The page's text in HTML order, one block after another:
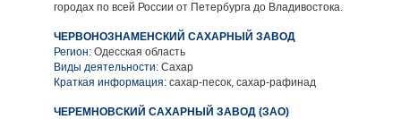
городах по всей России от Петербурга до Владивостока.
ЧЕРВОНОЗНАМЕНСКИЙ САХАРНЫЙ ЗАВОД
Регион: Одесская область
Виды деятельности: Сахар
Краткая информация: сахар-песок, сахар-рафинад
ЧЕРЕМНОВСКИЙ САХАРНЫЙ ЗАВОД (ЗАО)